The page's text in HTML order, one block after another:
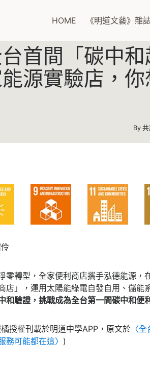
HOME 《明道文藝》雜
首間「碳中
源實驗店，
By
零轉型，全家便利商店攜手泓德能源
店」，運用太陽能綠電自發自用、儲能
和驗證，挑戰成為全台第一間碳中和便
授權刊載於明道中學APP，原文於 〈
務可能都在這〉 )